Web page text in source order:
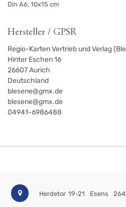
Din A6, 10x15 cm
Hersteller / GPSR
Regio-Karten Vertrieb und Verlag
Hinter Eschen 16
26607Aurich
Deutschland
blesene@gmx.de
blesene@gmx.de
04941-6986488
Herdetor 19-21 Esens